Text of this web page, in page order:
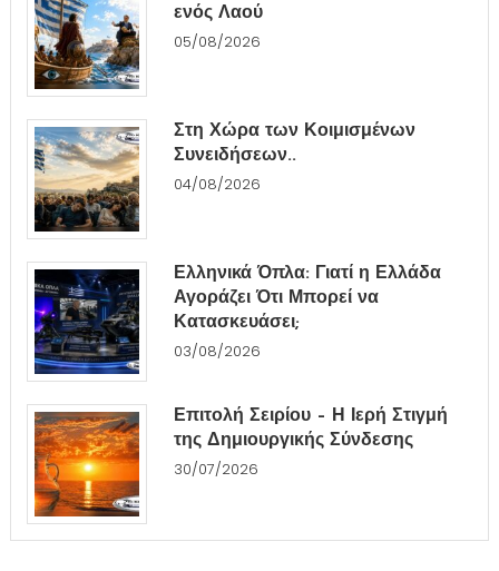
ενός Λαού
05/08/2026
Στη Χώρα των Κοιμισμένων
Συνειδήσεων..
04/08/2026
Ελληνικά Όπλα: Γιατί η Ελλάδα
Αγοράζει Ότι Μπορεί να
Κατασκευάσει;
03/08/2026
Επιτολή Σειρίου – Η Ιερή Στιγμή
της Δημιουργικής Σύνδεσης
30/07/2026